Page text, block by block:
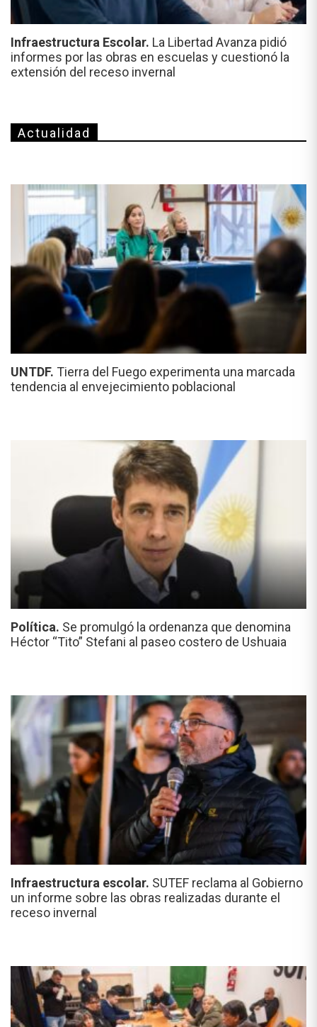
Infraestructura Escolar. La Libertad Avanza pidió
informes por las obras en escuelas y cuestionó la
extensión del receso invernal
Actualidad
UNTDF. Tierra del Fuego experimenta una marcada
tendencia al envejecimiento poblacional
Política. Se promulgó la ordenanza que denomina
Héctor “Tito” Stefani al paseo costero de Ushuaia
Infraestructura escolar. SUTEF reclama al Gobierno
un informe sobre las obras realizadas durante el
receso invernal